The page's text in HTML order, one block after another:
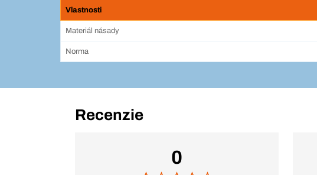
Vlastnosti
Materiál násady
Norma
Recenzie
0